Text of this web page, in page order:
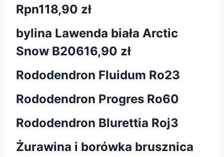
Rpn118,90 zł
bylina Lawenda biała Arctic
Snow B20616,90 zł
Rododendron Fluidum Ro23
Rododendron Progres Ro60
Rododendron Blurettia Roj3
Żurawina i borówka brusznica